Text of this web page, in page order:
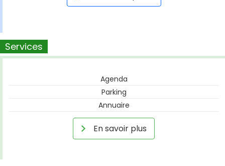
Services
Agenda
Parking
Annuaire
En savoir plus